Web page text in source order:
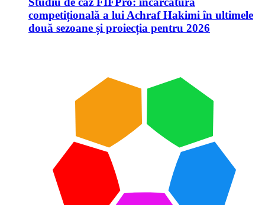
competițională a lui Achraf Hakimi în ultimele
două sezoane și proiecția pentru 2026